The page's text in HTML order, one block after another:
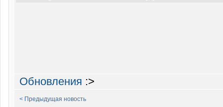
Обновления :>
< Предыдущая новость